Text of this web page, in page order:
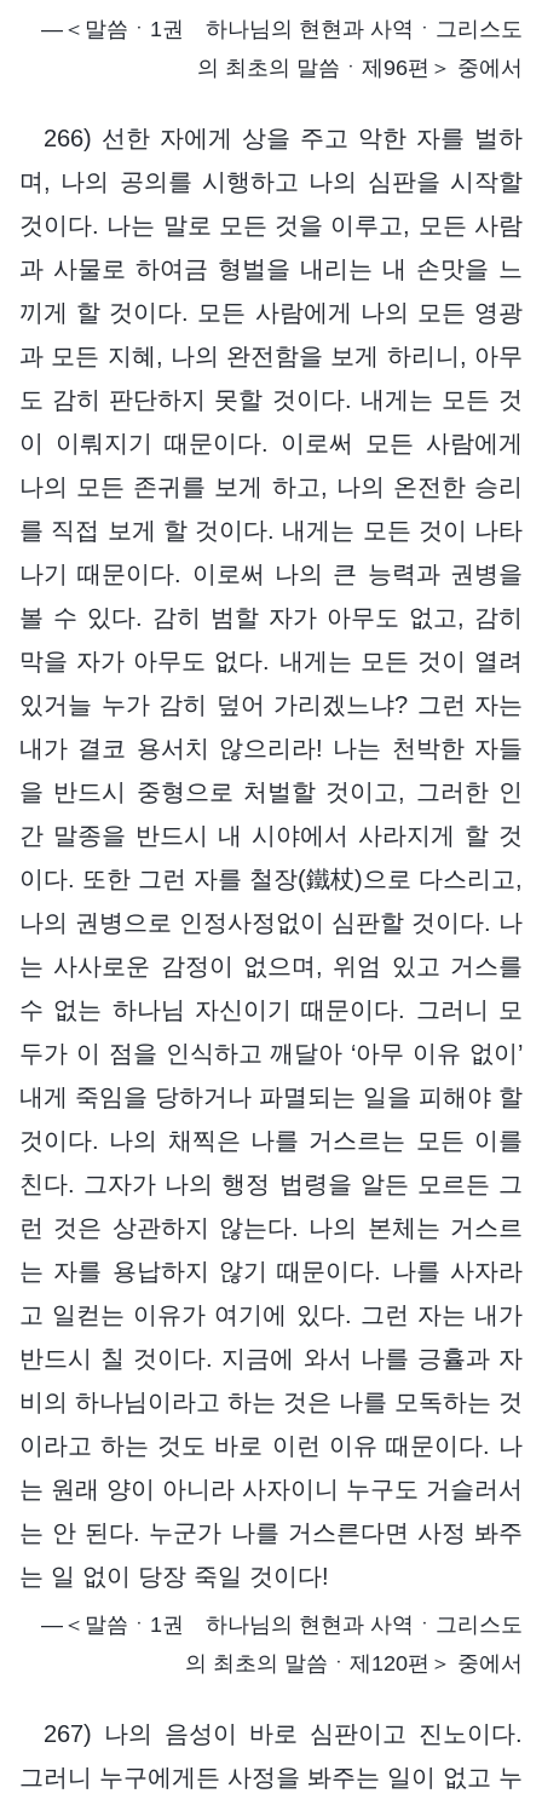
―＜말씀ㆍ1권 하나님의 현현과 사역ㆍ그리스도
의 최초의 말씀ㆍ제96편＞ 중에서
266) 선한 자에게 상을 주고 악한 자를 벌하
며, 나의 공의를 시행하고 나의 심판을 시작할
것이다. 나는 말로 모든 것을 이루고, 모든 사람
과 사물로 하여금 형벌을 내리는 내 손맛을 느
끼게 할 것이다. 모든 사람에게 나의 모든 영광
과 모든 지혜, 나의 완전함을 보게 하리니, 아무
도 감히 판단하지 못할 것이다. 내게는 모든 것
이 이뤄지기 때문이다. 이로써 모든 사람에게
나의 모든 존귀를 보게 하고, 나의 온전한 승리
를 직접 보게 할 것이다. 내게는 모든 것이 나타
나기 때문이다. 이로써 나의 큰 능력과 권병을
볼 수 있다. 감히 범할 자가 아무도 없고, 감히
막을 자가 아무도 없다. 내게는 모든 것이 열려
있거늘 누가 감히 덮어 가리겠느냐? 그런 자는
내가 결코 용서치 않으리라! 나는 천박한 자들
을 반드시 중형으로 처벌할 것이고, 그러한 인
간 말종을 반드시 내 시야에서 사라지게 할 것
이다. 또한 그런 자를 철장(鐵杖)으로 다스리고,
나의 권병으로 인정사정없이 심판할 것이다. 나
는 사사로운 감정이 없으며, 위엄 있고 거스를
수 없는 하나님 자신이기 때문이다. 그러니 모
두가 이 점을 인식하고 깨달아 ‘아무 이유 없이’
내게 죽임을 당하거나 파멸되는 일을 피해야 할
것이다. 나의 채찍은 나를 거스르는 모든 이를
친다. 그자가 나의 행정 법령을 알든 모르든 그
런 것은 상관하지 않는다. 나의 본체는 거스르
는 자를 용납하지 않기 때문이다. 나를 사자라
고 일컫는 이유가 여기에 있다. 그런 자는 내가
반드시 칠 것이다. 지금에 와서 나를 긍휼과 자
비의 하나님이라고 하는 것은 나를 모독하는 것
이라고 하는 것도 바로 이런 이유 때문이다. 나
는 원래 양이 아니라 사자이니 누구도 거슬러서
는 안 된다. 누군가 나를 거스른다면 사정 봐주
는 일 없이 당장 죽일 것이다!
―＜말씀ㆍ1권 하나님의 현현과 사역ㆍ그리스도
의 최초의 말씀ㆍ제120편＞ 중에서
267) 나의 음성이 바로 심판이고 진노이다.
그러니 누구에게든 사정을 봐주는 일이 없고 누